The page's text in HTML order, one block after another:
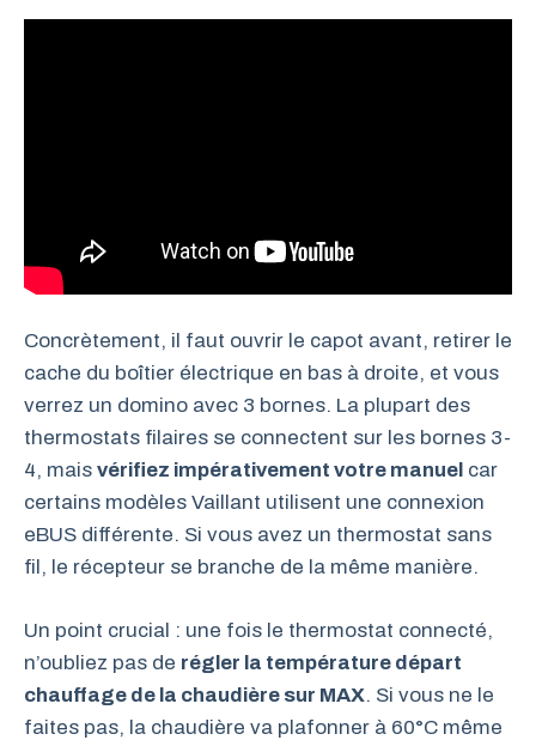
Concrètement, il faut ouvrir le capot avant, retirer le
cache du boîtier électrique en bas à droite, et vous
verrez un domino avec 3 bornes. La plupart des
thermostats filaires se connectent sur les bornes 3-
4, mais vérifiez impérativement votre manuel car
certains modèles Vaillant utilisent une connexion
eBUS différente. Si vous avez un thermostat sans
fil, le récepteur se branche de la même manière.
Un point crucial : une fois le thermostat connecté,
n’oubliez pas de régler la température départ
chauffage de la chaudière sur MAX. Si vous ne le
faites pas, la chaudière va plafonner à 60°C même